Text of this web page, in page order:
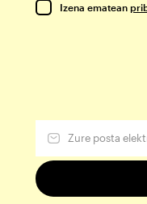
Izena ematean